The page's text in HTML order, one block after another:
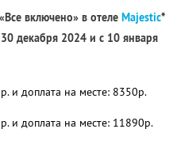
включено» в отеле Majestic*
декабря 2024 и с 10 января
и доплата на месте: 8350р.
и доплата на месте: 11890р.